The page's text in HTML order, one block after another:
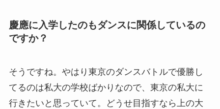
慶應に入学したのもダンスに関係しているの
ですか？
そうですね。やはり東京のダンスバトルで優勝し
てるのは私大の学校ばかりなので、東京の私大に
行きたいと思っていて。どうせ目指すなら上の大